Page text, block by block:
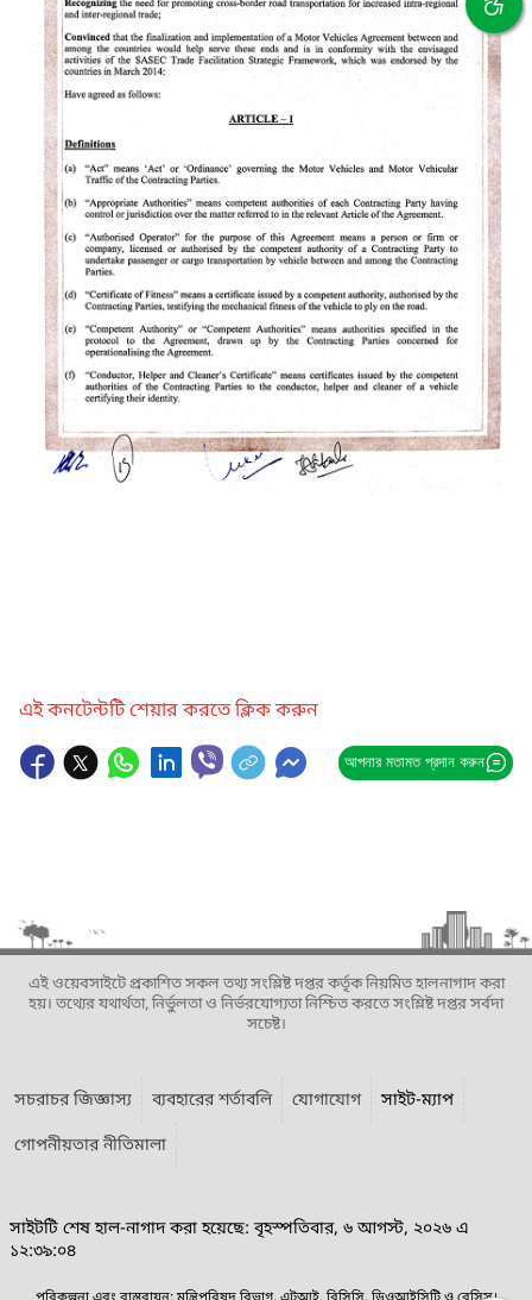
এই কনটেন্টটি শেয়ার করতে ক্লিক করুন
আপনার মতামত প্রদান করুন
এই ওয়েবসাইটে প্রকাশিত সকল তথ্য সংশ্লিষ্ট দপ্তর কর্তৃক নিয়মিত হালনাগাদ করা
হয়। তথ্যের যথার্থতা, নির্ভুলতা ও নির্ভরযোগ্যতা নিশ্চিত করতে সংশ্লিষ্ট দপ্তর সর্বদা
সচেষ্ট।
সচরাচর জিজ্ঞাস্য ব্যবহারের শর্তাবলি যোগাযোগ
সাইট-ম্যাপ
গোপনীয়তার নীতিমালা
সাইটটি শেষ হাল-নাগাদ করা হয়েছে: বৃহস্পতিবার, ৬ আগস্ট, ২০২৬ এ
১২:৩৯:০৪